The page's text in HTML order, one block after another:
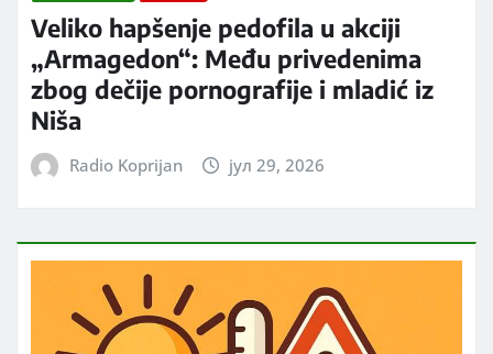
Veliko hapšenje pedofila u akciji
„Armagedon“: Među privedenima
zbog dečije pornografije i mladić iz
Niša
Radio Koprijan јул 29, 2026